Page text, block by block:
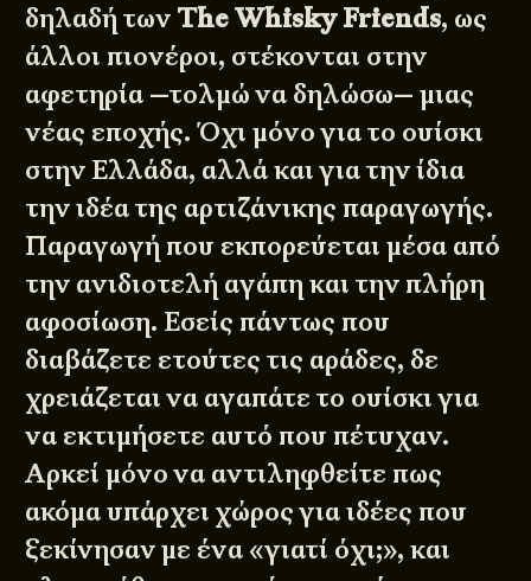
δηλαδή των The Whisky Friends, ως
άλλοι πιονέροι, στέκονται στην
αφετηρία —τολμώ να δηλώσω— μιας
νέας εποχής. Όχι μόνο για το ουίσκι
στην Ελλάδα, αλλά και για την ίδια
την ιδέα της αρτιζάνικης παραγωγής.
Παραγωγή που εκπορεύεται μέσα από
την ανιδιοτελή αγάπη και την πλήρη
αφοσίωση. Εσείς πάντως που
διαβάζετε ετούτες τις αράδες, δε
χρειάζεται να αγαπάτε το ουίσκι για
να εκτιμήσετε αυτό που πέτυχαν.
Αρκεί μόνο να αντιληφθείτε πως
ακόμα υπάρχει χώρος για ιδέες που
ξεκίνησαν με ένα «γιατί όχι;», και